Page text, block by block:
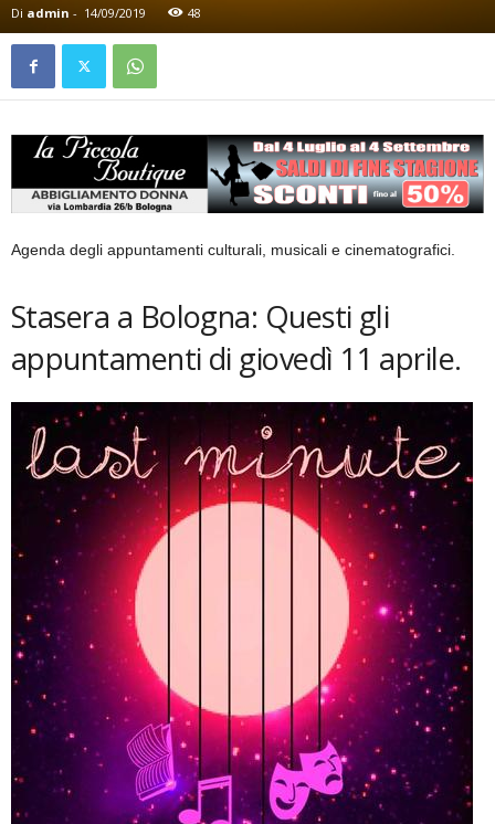
Di admin - 14/09/2019 48
Agenda degli appuntamenti culturali, musicali e cinematografici.
Stasera a Bologna: Questi gli
appuntamenti di giovedì 11 aprile.